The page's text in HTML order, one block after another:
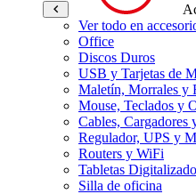
Ver todo en
Office
Discos Duros
USB y Tarjetas de
Maletín, Morrales y
Mouse, Teclados y
Cables, Cargadores
Regulador, UPS y
Routers y WiFi
Tabletas
Silla de oficina